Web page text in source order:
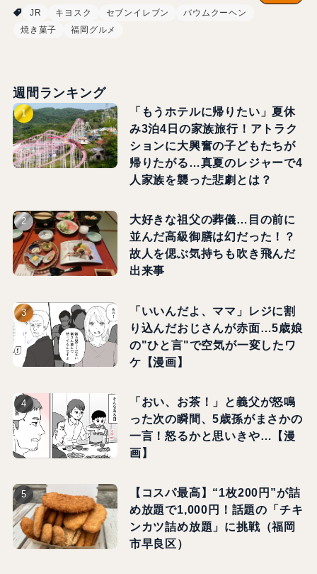
JR
キヨスク セブンイレブン
バウムクーヘン
焼き菓子
福岡グルメ
週間ランキング
「もうホテルに帰りたい」夏休
み3泊4日の家族旅行！アトラク
ションに大興奮の子どもたちが
帰りたがる…真夏のレジャーで4
人家族を襲った悲劇とは？
大好きな祖父の葬儀…目の前に
並んだ高級御膳は幻だった！？
故人を偲ぶ気持ちも吹き飛んだ
出来事
「いいんだよ、ママ」レジに割
り込んだおじさんが赤面…5歳娘
の"ひと言"で空気が一変したワ
ケ【漫画】
「おい、お茶！」と義父が怒鳴
った次の瞬間、5歳孫がまさかの
一言！怒るかと思いきや…【漫
画】
【コスパ最高】“1枚200円”が詰
め放題で1,000円！話題の「チキ
ンカツ詰め放題」に挑戦（福岡
市早良区）